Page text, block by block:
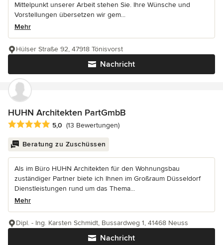
Mittelpunkt unserer Arbeit stehen Sie. Ihre Wünsche und
Vorstellungen übersetzen wir gem...
Mehr
Nachricht
Hülser Straße 92, 47918 Tönisvorst
HUHN Architekten PartGmbB
Durchschnittliche Bewertung: 5 von 5 Sternen
5,0 (13 Bewertungen)
Beratung zu Zuschüssen
Als im Büro HUHN Architekten für den Wohnungsbau
zuständiger Partner biete ich Ihnen im Großraum Düsseldorf
Dienstleistungen rund um das Thema...
Mehr
Nachricht
Dipl. - Ing. Karsten Schmidt, Bussardweg 1, 41468 Neuss